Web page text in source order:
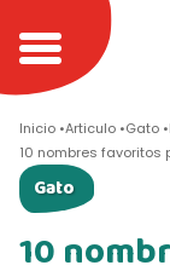
Inicio Articulo Gato
10 nombres
Gato
10